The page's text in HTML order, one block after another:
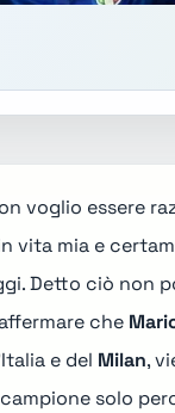
voglio essere
vita mia e
Detto ciò non
che
e del Milan,
solo